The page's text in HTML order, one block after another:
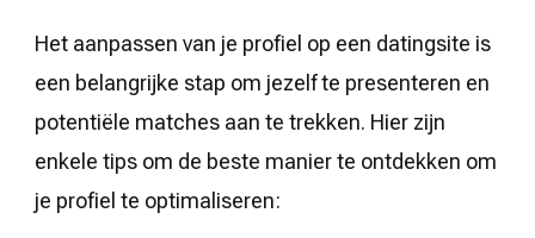
Het aanpassen van je profiel op een datingsite is
een belangrijke stap om jezelf te presenteren en
potentiële matches aan te trekken. Hier zijn
enkele tips om de beste manier te ontdekken om
je profiel te optimaliseren: